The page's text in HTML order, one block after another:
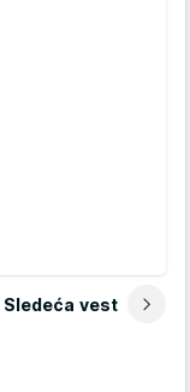
Sledeća vest